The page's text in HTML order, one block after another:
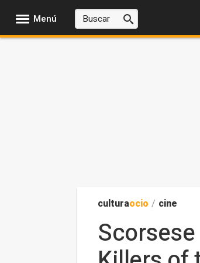
Menú
culturaocio / cine